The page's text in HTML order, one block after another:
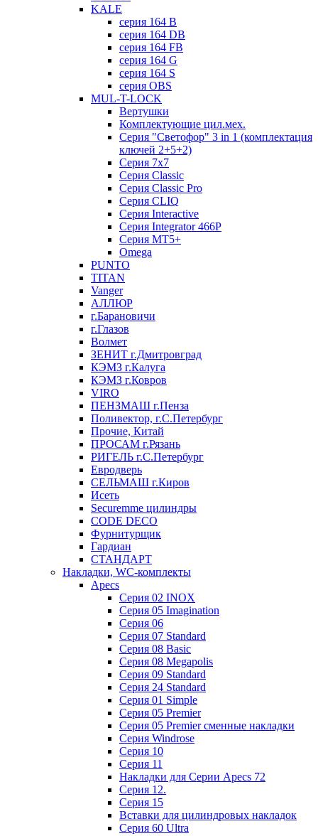
KALE
серия 164 B
серия 164 DB
серия 164 FB
серия 164 G
серия 164 S
серия OBS
MUL-T-LOCK
Вертушки
Комплектующие цил.мех.
Серия "Светофор" 3 in 1 (комплектация
ключей 2+5+2)
Серия 7х7
Серия Classic
Серия Classic Pro
Серия CLIQ
Серия Interactive
Серия Integrator 466P
Серия MT5+
Omega
PUNTO
TITAN
Vanger
АЛЛЮР
г.Барановичи
г.Глазов
Волмет
ЗЕНИТ г.Дмитровград
КЭМЗ г.Калуга
КЭМЗ г.Ковров
VIRO
ПЕНЗМАШ г.Пенза
Поливектор, г.С.Петербург
Прочие, Китай
ПРОСАМ г.Рязань
РИГЕЛЬ г.С.Петербург
Евродверь
СЕЛЬМАШ г.Киров
Исеть
Securemme цилиндры
CODE DECO
Фурнитурщик
Гардиан
СТАНДАРТ
Накладки, WC-комплекты
Apecs
Cерия 02 INOX
Cерия 05 Imagination
Cерия 06
Cерия 07 Standard
Cерия 08 Basic
Cерия 08 Megapolis
Cерия 09 Standard
Cерия 24 Standard
Серия 01 Simple
Серия 05 Premier
Серия 05 Premier сменные накладки
Cерия Windrose
Серия 10
Серия 11
Накладки для Серии Apecs 72
Серия 12.
Серия 15
Вставки для цилиндровых накладок
Серия 60 Ultra